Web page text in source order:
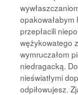
opakowałabym
przepłacili
wężykowatego
wymruczałom
niedragacką.
nieświatłymi
odpiłowujesz.